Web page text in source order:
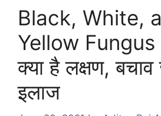
Black, White,
Yellow
क्या है लक्षण,
इलाज